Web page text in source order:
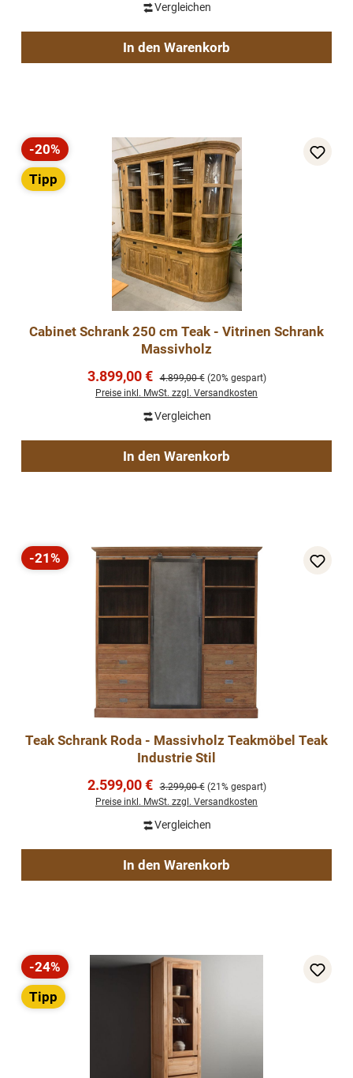
Vergleichen
In den Warenkorb
Rabatt
-20%
Tipp
Cabinet Schrank 250 cm Teak - Vitrinen Schrank
Massivholz
Verkaufspreis:
3.899,00 € Regulärer Preis:
4.899,00 € (20% gespart)
Preise inkl. MwSt. zzgl. Versandkosten
Vergleichen
In den Warenkorb
Rabatt
-21%
Teak Schrank Roda - Massivholz Teakmöbel Teak
Industrie Stil
Verkaufspreis:
2.599,00 € Regulärer Preis:
3.299,00 € (21% gespart)
Preise inkl. MwSt. zzgl. Versandkosten
Vergleichen
In den Warenkorb
Rabatt
-24%
Tipp